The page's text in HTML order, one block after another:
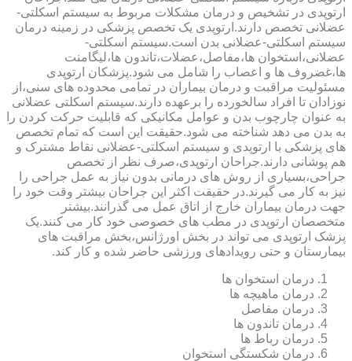
ارتوپدی در تشخیص و درمان مشکلات مربوط به سیستم اسکلتی-
عضلانی تخصص دارند.ارتوپدی یک تخصص پزشکی در زمینه درمان
سیستم اسکلتی-عضلانی بدن است.سیستم اسکلتی-
عضلانی،استخوان ها،مفاصل،عضلات،تاندون ها،لیگامنت
ها،غضروف ها و اعصاب را شامل می شود.پزشکان ارتوپدی
مسئولیت مراقبت و درمان بیماران در تمامی محدوده های سنی،از
نوزادان تا افراد سالخورده را برعهده دارند.سیستم اسکلتی عضلانی
به عنوان چارچوب بدن و عوامل مکانیکی که قابلیت حرکت کردن را
به بدن می دهد شناخته می شود.حقیقت این است که تمام تخصص
های پزشکی با ارتوپدی و سیستم اسکلتی-عضلانی نقاط مشترک و
هم پوشانی دارند.جراحان ارتوپدی،صرف نظر از تخصص
جراحی،بسیاری از روش های درمانی بدون نیاز به عمل جراحی را
نیز به کار می گیرند.در حقیقت اکثر این جراحان بیشتر وقت خود را
جهت درمان بیماران خارج از اتاق عمل می گذرانند.بیشتر
متخصصان ارتوپدی در مطب های خصوصی خود کار می کنند.یک
پزشک ارتوپدی می تواند در بخش اورژانس،بخش مراقبت های
بیمارستان و حتی رویدادهای ورزشی حاضر شده و کار کند.
درمان استخوان ها
درمان ماهیچه ها
درمان مفاصل
درمان تاندون ها
درمان رباط ها
درمان شکستگی استخوان